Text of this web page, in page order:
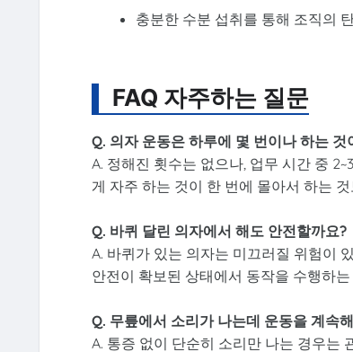
충분한 수분 섭취를 통해 조직의
FAQ 자주하는 질문
Q. 의자 운동은 하루에 몇 번이나 하는 것
A. 정해진 횟수는 없으나, 업무 시간 중
게 자주 하는 것이 한 번에 몰아서 하는
Q. 바퀴 달린 의자에서 해도 안전할까요?
A. 바퀴가 있는 의자는 미끄러질 위험이
안전이 확보된 상태에서 동작을 수행하
Q. 무릎에서 소리가 나는데 운동을 계속
A. 통증 없이 단순히 소리만 나는 경우는